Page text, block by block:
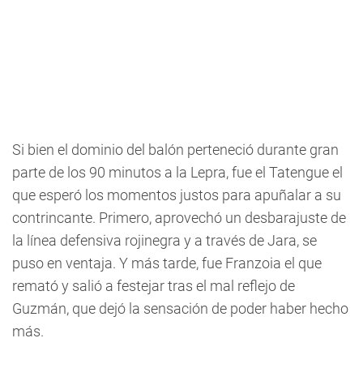
Si bien el dominio del balón perteneció durante gran
parte de los 90 minutos a la Lepra, fue el Tatengue el
que esperó los momentos justos para apuñalar a su
contrincante. Primero, aprovechó un desbarajuste de
la línea defensiva rojinegra y a través de Jara, se
puso en ventaja. Y más tarde, fue Franzoia el que
remató y salió a festejar tras el mal reflejo de
Guzmán, que dejó la sensación de poder haber hecho
más.